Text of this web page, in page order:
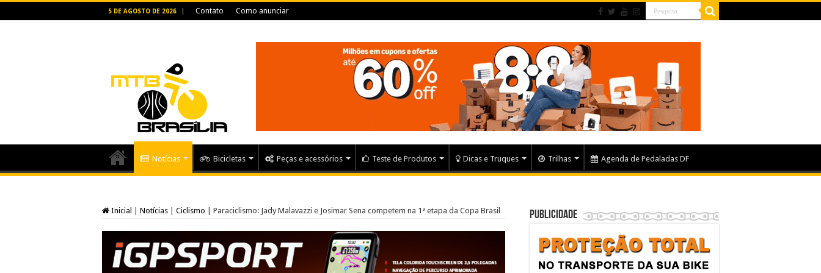
5 DE AGOSTO DE 2026 Contato Como anunciar
Notícias Bicicletas Peças e acessórios Teste de Produtos Dicas e Truques Trilhas Agenda de Pedaladas DF
Inicial Notícias Ciclismo Paraciclismo: Jady Malavazzi e Josimar Sena competem na 1ª etapa da Copa Brasil Publicidade